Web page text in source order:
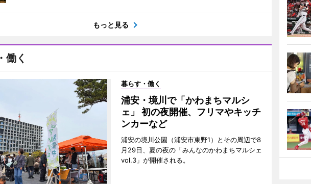
もっと見る
働く
暮らす・働く
浦安・境川で「かわまちマルシ
ェ」 初の夜開催、フリマやキッチ
ンカーなど
浦安の境川公園（浦安市東野1）とその周辺で8
月29日、夏の夜の「みんなのかわまちマルシェ
vol.3」が開催される。